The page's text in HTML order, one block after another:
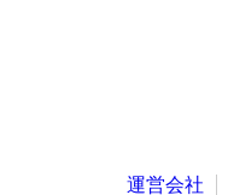
運営会社